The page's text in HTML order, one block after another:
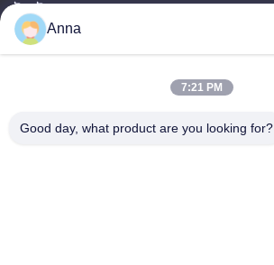
ই-মেইল
Anna
7:21 PM
Good day, what product are you looking for?